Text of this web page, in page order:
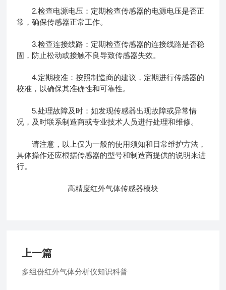
2.检查电源电压：定期检查传感器的电源电压是否正
常，确保传感器正常工作。
3.检查连接线路：定期检查传感器的连接线路是否稳
固，防止松动或接触不良导致传感器失效。
4.定期校准：按照制造商的建议，定期进行传感器的
校准，以确保其准确性和可靠性。
5.处理故障及时：如发现传感器出现故障或异常情
况，及时联系制造商或专业技术人员进行处理和维修。
请注意，以上仅为一般的使用须知和日常维护方法，
具体操作还应根据传感器的型号和制造商提供的说明来进
行。
高精度红外气体传感器模块
上一篇
多组份红外气体分析仪知识科普